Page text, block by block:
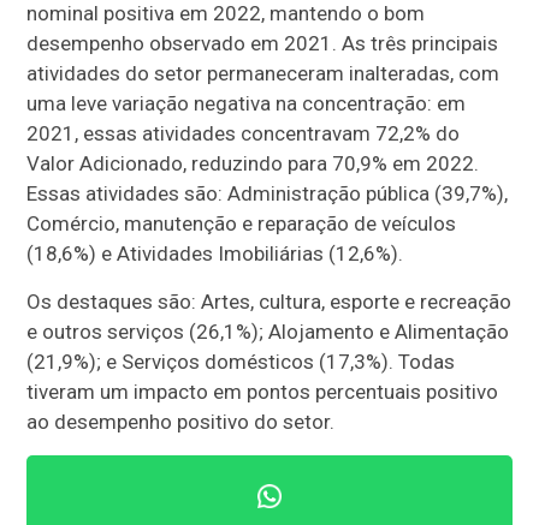
nominal positiva em 2022, mantendo o bom
desempenho observado em 2021. As três principais
atividades do setor permaneceram inalteradas, com
uma leve variação negativa na concentração: em
2021, essas atividades concentravam 72,2% do
Valor Adicionado, reduzindo para 70,9% em 2022.
Essas atividades são: Administração pública (39,7%),
Comércio, manutenção e reparação de veículos
(18,6%) e Atividades Imobiliárias (12,6%).
Os destaques são: Artes, cultura, esporte e recreação
e outros serviços (26,1%); Alojamento e Alimentação
(21,9%); e Serviços domésticos (17,3%). Todas
tiveram um impacto em pontos percentuais positivo
ao desempenho positivo do setor.